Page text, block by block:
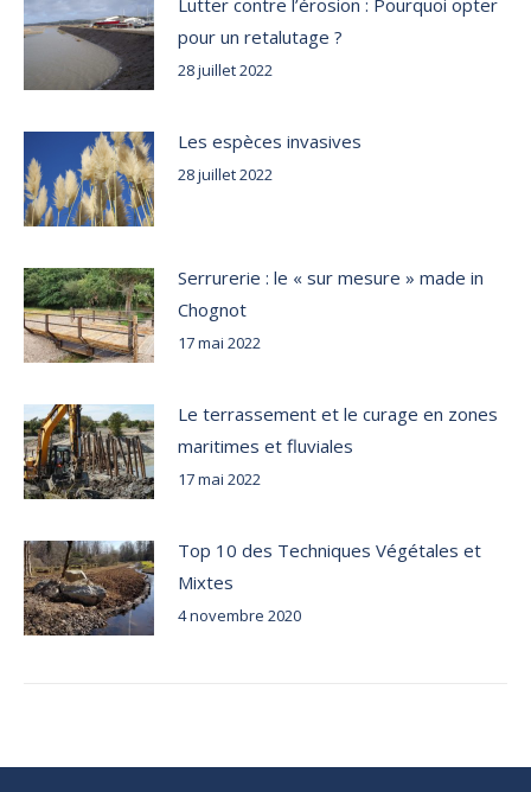
Lutter contre l’érosion : Pourquoi opter
pour un retalutage ?
28 juillet 2022
Les espèces invasives
28 juillet 2022
Serrurerie : le « sur mesure » made in
Chognot
17 mai 2022
Le terrassement et le curage en zones
maritimes et fluviales
17 mai 2022
Top 10 des Techniques Végétales et
Mixtes
4 novembre 2020